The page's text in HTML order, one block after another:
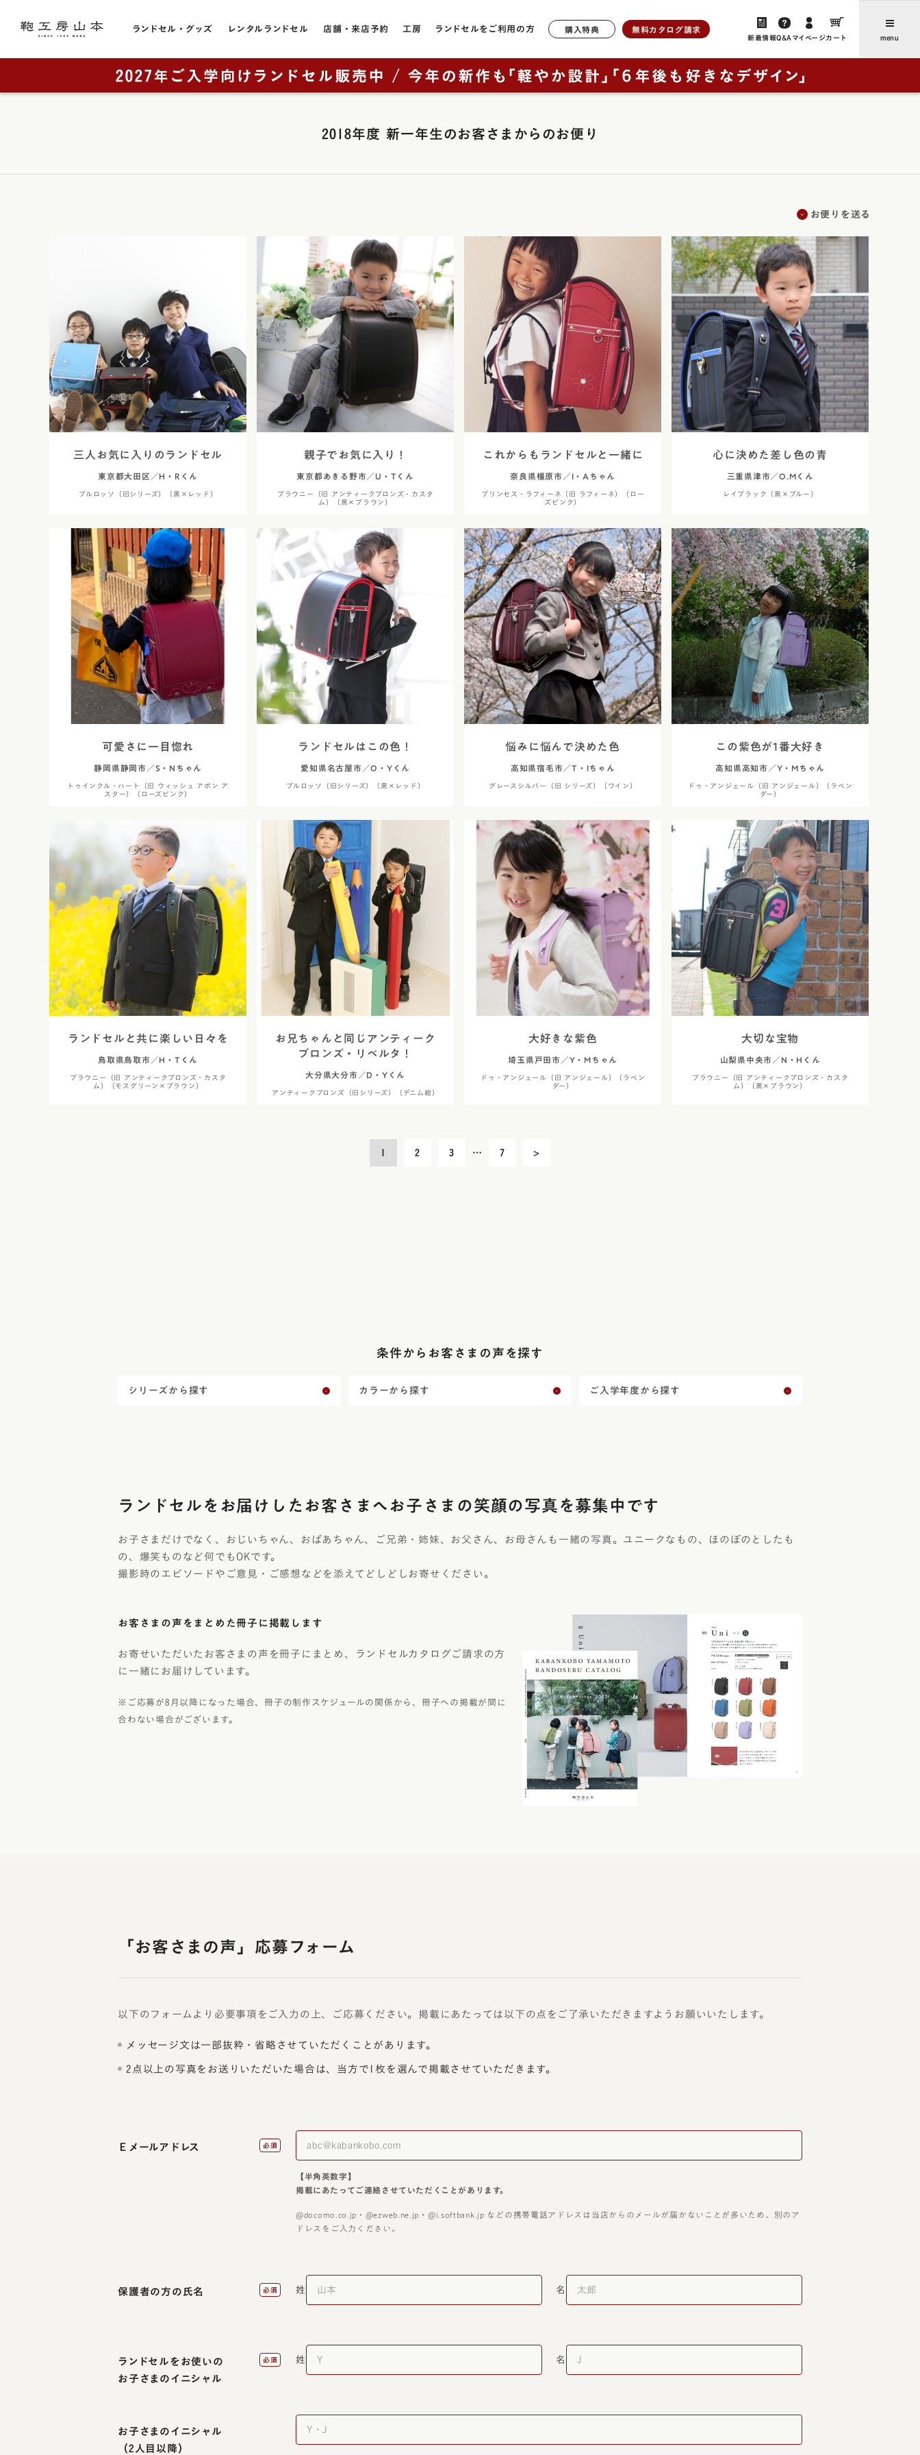
ランドセル・グッズ
アウトレット
レンタルランドセル
色から選ぶ
青色・ブルー
桃色・ピンク
ラベンダー・紫色・パープル
緑色・グリーン
黄色・イエロー
白色・アイボリー
茶色・キャメル・ブラウン
オレンジ色
シルバー・メタリック
デニム調
くすみカラー
パステルカラー
形状や軽さで選ぶ
キューブ型
牛革（1,360g前後）
コードバン（1,480g前後）
モデルから選ぶ
ニュー・アンティーク
ブラウニー
リベルタ・クラシック
レイブラック
レイブラック・スペシャル
ラフィーネ
トゥインクル・ハート
フィオーレ・コスモス
フィオーレ・ブロッサム
アニエスベーランドセル with 鞄工房山本
久保田スラッガー × 鞄工房山本 コラボモ
デル
レイブラック・ノイ
ドゥ・アンジェール
コードバン
コードバン・アンティーク
コードバン・レイブラック
オールコードバン 夢こうろ
染
レンタルランドセル 店舗・来店予約
店舗一覧
銀座店
取り扱い店舗
工房
工房ランドセル選びのご案内
ランドセルをご利用の方
6年間無料修理・サポート
特典について
購入特典 無料カタログ請求
新着情報Q&A マイページカート menu
トピック
工房ランドセル選びのご案内
お店のこと
銀座店
取り扱い店舗
ランドセルについて
カテゴリから探す（年中さん向
全てのランドセル一覧
ランドセルカバー・関連グッズ
ランドセルリメイク
アウトレット
鞄工房山本のランドセル
ランドセルヒストリー
背負いやすさ
防水性
美しさを生む伝統技法「コバ塗り」
6年間使える丈夫なつくり
使いやすさ
安全・安心機能
デザイン
よくあるご質問
採用について
2018年度 新一年生のお客さまからのお便り
お便りを送る
三人お気に入りのランドセル
東京都大田区／H・Rくん
ブルロッソ（旧シリーズ）（黒×レッド）
親子でお気に入り！
東京都あきる野市／U・Tくん
ブラウニー（旧 アンティークブロンズ・カスタ
ム）（黒×ブラウン）
これからもランドセルと一緒に
奈良県橿原市／I・Aちゃん
プリンセス・ラフィーネ（旧 ラフィーネ）（ロー
ズピンク）
心に決めた差し色の青
三重県津市／O.Mくん
レイブラック（黒×ブルー）
可愛さに一目惚れ
静岡県静岡市／S・Nちゃん
トゥインクル・ハート（旧 ウィッシュ アポン ア
スター）（ローズピンク）
ランドセルはこの色！
愛知県名古屋市／O・Yくん
ブルロッソ（旧シリーズ）（黒×レッド）
悩みに悩んで決めた色
高知県宿毛市／T・Iちゃん
グレースシルバー（旧 シリーズ）（ワイン）
この紫色が1番大好き
高知県高知市／Y・Mちゃん
ドゥ・アンジェール（旧 アンジェール）（ラベン
ダー）
ランドセルと共に楽しい日々を
鳥取県鳥取市／H・Tくん
ブラウニー（旧 アンティークブロンズ・カスタ
ム）（モスグリーン×ブラウン）
お兄ちゃんと同じアンティーク
ブロンズ・リベルタ！
大分県大分市／D・Yくん
アンティークブロンズ（旧シリーズ）（デニム紺）
大好きな紫色
埼玉県戸田市／Y・Mちゃん
ドゥ・アンジェール（旧 アンジェール）（ラベン
ダー）
大切な宝物
山梨県中央市／N・Hくん
ブラウニー（旧 アンティークブロンズ・カスタ
ム）（黒×ブラウン）
1 2 3 … 7 >
条件からお客さまの声を探す
シリーズから探す カラーから探す ご入学年度から探す
ランドセルをお届けしたお客さまへ お子さまの笑顔の写真を募集中です
お子さまだけでなく、おじいちゃん、おばあちゃん、ご兄弟・姉妹、お父さん、お母さんも一緒の写真。ユニークなもの、ほのぼのとしたも
の、爆笑ものなど何でもOKです。
撮影時のエピソードやご意見・ご感想などを添えてどしどしお寄せください。
お客さまの声をまとめた冊子に掲載します
お寄せいただいたお客さまの声を冊子にまとめ、ランドセルカタログご請求の方
に一緒にお届けしています。
※ご応募が8月以降になった場合、冊子の制作スケジュールの関係から、冊子への掲載が間に
合わない場合がございます。
「お客さまの声」応募フォーム
以下のフォームより必要事項をご入力の上、ご応募ください。掲載にあたっては以下の点をご了承いただきますようお願いいたします。
メッセージ文は一部抜粋・省略させていただくことがあります。
2点以上の写真をお送りいただいた場合は、当方で1枚を選んで掲載させていただきます。
Ｅメールアドレス 必須
【半角英数字】
掲載にあたってご連絡させていただくことがあります。
@docomo.co.jp・@ezweb.ne.jp・@i.softbank.jp などの携帯電話アドレスは当店からのメールが届かないことが多いため、別のア
ドレスをご入力ください。
保護者の方の氏名 必須 姓 名
ランドセルをお使いの
お子さまのイニシャル
必須 姓 名
お子さまのイニシャル
（2人目以降）